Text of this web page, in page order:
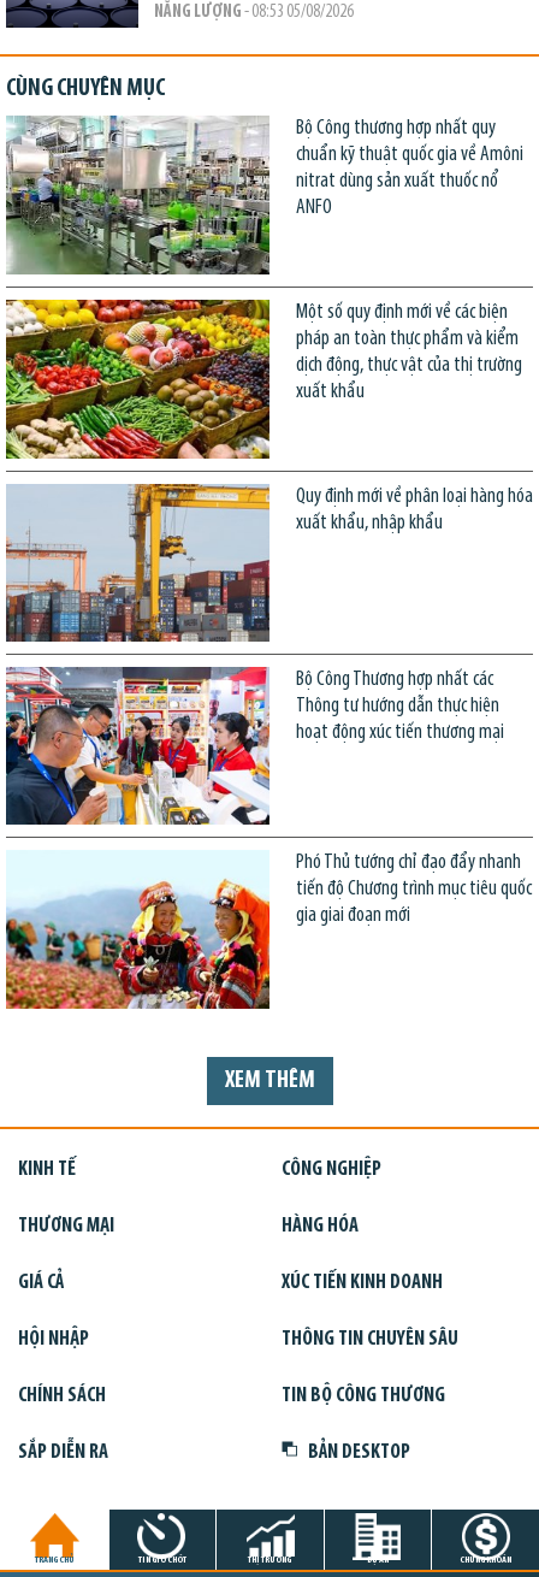
NĂNG LƯỢNG - 08:53 05/08/2026
CÙNG CHUYÊN MỤC
Bộ Công thương hợp nhất quy
chuẩn kỹ thuật quốc gia về Amôni
nitrat dùng sản xuất thuốc nổ
ANFO
Một số quy định mới về các biện
pháp an toàn thực phẩm và kiểm
dịch động, thực vật của thị trường
xuất khẩu
Quy định mới về phân loại hàng hóa
xuất khẩu, nhập khẩu
Bộ Công Thương hợp nhất các
Thông tư hướng dẫn thực hiện
hoạt động xúc tiến thương mại
Phó Thủ tướng chỉ đạo đẩy nhanh
tiến độ Chương trình mục tiêu quốc
gia giai đoạn mới
XEM THÊM
KINH TẾ CÔNG NGHIỆP
THƯƠNG MẠI HÀNG HÓA
GIÁ CẢ XÚC TIẾN KINH DOANH
HỘI NHẬP THÔNG TIN CHUYÊN SÂU
CHÍNH SÁCH TIN BỘ CÔNG THƯƠNG
SẮP DIỄN RA BẢN DESKTOP
TRANG CHỦ TIN GIỜ CHÓT THỊ TRƯỜNG DỰ ÁN CHỨNG KHOÁN